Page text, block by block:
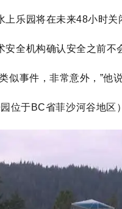
上乐园将在未来48小时关
全机构确认安全之前不
似事件，非常意外，”他
位于BC省菲沙河谷地区）